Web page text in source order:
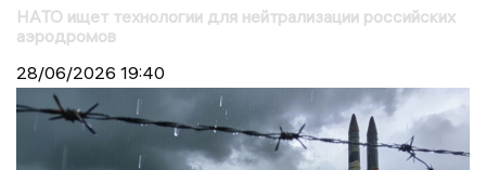
НАТО ищет технологии для нейтрализации российских
аэродромов
28/06/2026 19:40